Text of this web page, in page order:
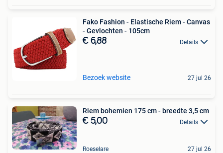
Fako Fashion - Elastische Riem - Canvas
- Gevlochten - 105cm
€ 6,88 Details
Bezoek website 27 jul 26
Riem bohemien 175 cm - breedte 3,5 cm
€ 5,00 Details
Roeselare 27 jul 26